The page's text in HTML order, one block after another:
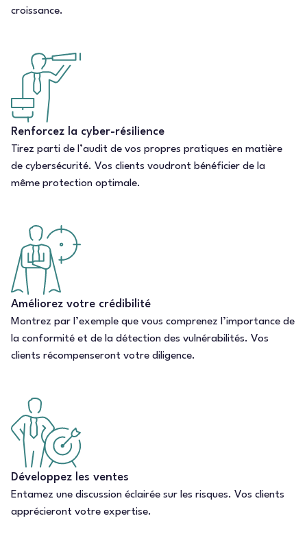
croissance.
Renforcez la cyber-résilience
Tirez parti de l’audit de vos propres pratiques en matière
de cybersécurité. Vos clients voudront bénéficier de la
même protection optimale.
Améliorez votre crédibilité
Montrez par l’exemple que vous comprenez l’importance de
la conformité et de la détection des vulnérabilités. Vos
clients récompenseront votre diligence.
Développez les ventes
Entamez une discussion éclairée sur les risques. Vos clients
apprécieront votre expertise.